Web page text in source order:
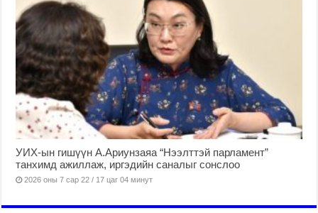
УИХ-ын гишүүн А.Ариунзаяа “Нээлттэй парламент”
танхимд ажиллаж, иргэдийн саналыг сонслоо
2026 оны 7 сар 22 / 17 цаг 04 минут